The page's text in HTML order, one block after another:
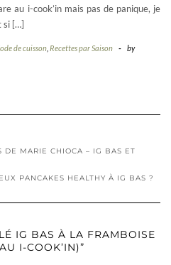
au i-cook’in mais pas de panique, je
si […]
de cuisson Recettes par Saison -
by
DE MARIE CHIOCA – IG BAS ET
PANCAKES HEALTHY À IG BAS ?
IG BAS À LA FRAMBOISE
I-COOK’IN)”